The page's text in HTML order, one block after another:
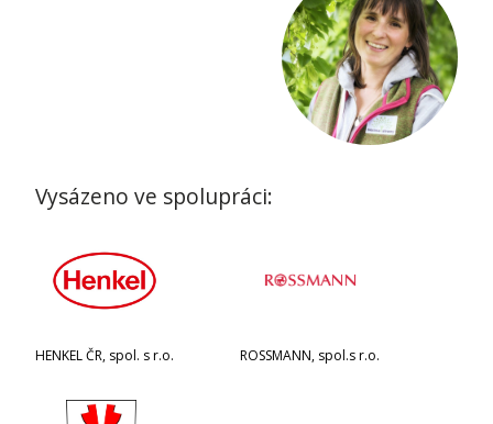
Vysázeno ve spolupráci:
HENKEL ČR, spol. s r.o. ROSSMANN, spol.s r.o.